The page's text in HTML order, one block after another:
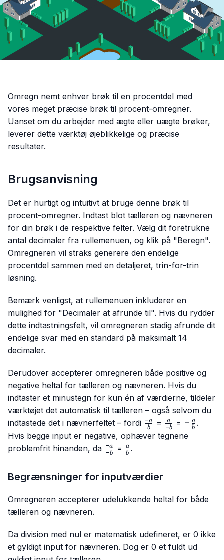
Omregn nemt enhver brøk til en procentdel med
vores meget præcise brøk til procent-omregner.
Uanset om du arbejder med ægte eller uægte brøker,
leverer dette værktøj øjeblikkelige og præcise
resultater.
Brugsanvisning
Det er hurtigt og intuitivt at bruge denne brøk til
procent-omregner. Indtast blot tælleren og nævneren
for din brøk i de respektive felter. Vælg dit foretrukne
antal decimaler fra rullemenuen, og klik på "Beregn".
Omregneren vil straks generere den endelige
procentdel sammen med en detaljeret, trin-for-trin
løsning.
Bemærk venligst, at rullemenuen inkluderer en
mulighed for "Decimaler at afrunde til". Hvis du rydder
dette indtastningsfelt, vil omregneren stadig afrunde dit
endelige svar med en standard på maksimalt 14
decimaler.
Derudover accepterer omregneren både positive og
negative heltal for tælleren og nævneren. Hvis du
indtaster et minustegn for kun én af værdierne, tildeler
værktøjet det automatisk til tælleren – også selvom du
indtastede det i nævnerfeltet – fordi \frac{-
a}{b}
b
−a = \frac{a}
{-b}
−b
a = -
\frac{a}
− b
a .
Hvis begge input er negative, ophæver tegnene
problemfrit hinanden, da \frac{-
a}{-b}
−b
−a = \frac{a}
{b}
b
a .
Begrænsninger for inputværdier
Omregneren accepterer udelukkende heltal for både
tælleren og nævneren.
Da division med nul er matematisk udefineret, er 0 ikke
et gyldigt input for nævneren. Dog er 0 et fuldt ud